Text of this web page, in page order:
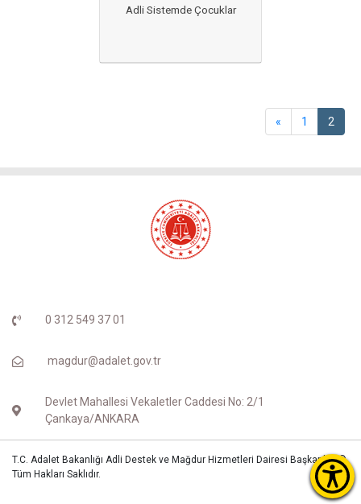
Adli Sistemde Çocuklar
« 1 2
0 312 549 37 01
magdur@adalet.gov.tr
Devlet Mahallesi Vekaletler Caddesi No: 2/1
Çankaya/ANKARA
T.C. Adalet Bakanlığı Adli Destek ve Mağdur Hizmetleri Dairesi Başkanlığı ©
Tüm Hakları Saklıdır.